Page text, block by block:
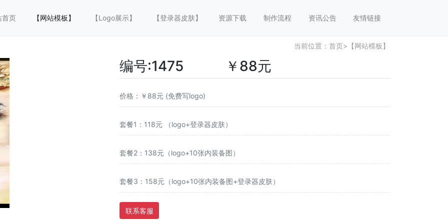
首页 【网站模板】 【Logo展示】 【登录器皮肤】 资源下载 制作流程 资讯公告 友情链接
当前位置： 首页> 【网站模板】
编号:1475 ￥88元
价格：￥88元 (免费写logo)
套餐1：118元 （logo+登录器皮肤）
套餐2：138元（logo+10张内装备图）
套餐3：158元（logo+10张内装备图+登录器皮肤）
联系客服